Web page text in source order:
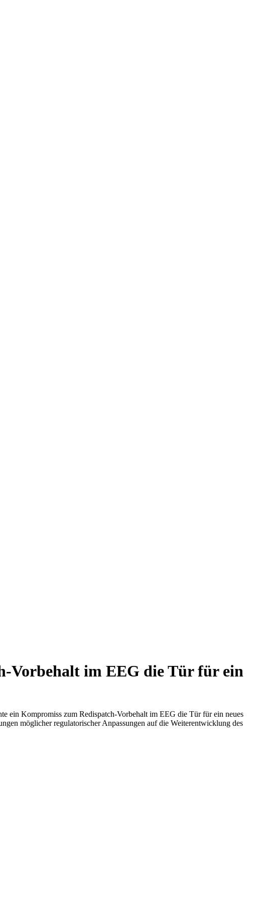
Vorbehalt im EEG die Tür für ein
ein Kompromiss zum Redispatch-Vorbehalt im EEG die Tür für ein neues
möglicher regulatorischer Anpassungen auf die Weiterentwicklung des